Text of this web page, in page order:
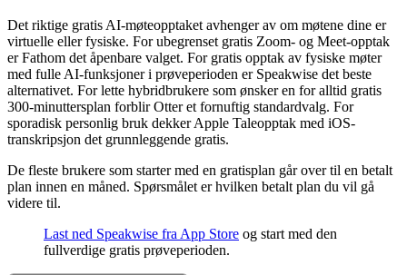
Det riktige gratis AI-møteopptaket avhenger av om møtene dine er
virtuelle eller fysiske. For ubegrenset gratis Zoom- og Meet-opptak
er Fathom det åpenbare valget. For gratis opptak av fysiske møter
med fulle AI-funksjoner i prøveperioden er Speakwise det beste
alternativet. For lette hybridbrukere som ønsker en for alltid gratis
300-minuttersplan forblir Otter et fornuftig standardvalg. For
sporadisk personlig bruk dekker Apple Taleopptak med iOS-
transkripsjon det grunnleggende gratis.
De fleste brukere som starter med en gratisplan går over til en betalt
plan innen en måned. Spørsmålet er hvilken betalt plan du vil gå
videre til.
Last ned Speakwise fra App Store og start med den
fullverdige gratis prøveperioden.